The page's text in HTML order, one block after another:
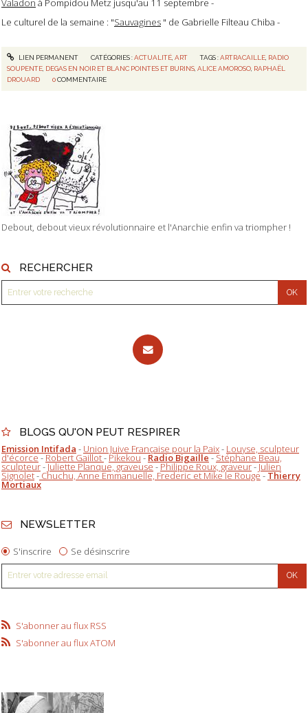
Debout, debout vieux révolutionnaire et l'Anarchie enfin va triompher !
RECHERCHER
BLOGS QU'ON PEUT RESPIRER
Emission Intifada - Union Juive Française pour la Paix- Louyse, sculpteur
d'écorce-Robert Gaillot-Pikekou-Radio Bigaille-Stéphane Beau,
sculpteur-Juliette Planque, graveuse-Philippe Roux, graveur-Julien
Signolet-Chuchu, Anne Emmanuelle, Frederic et Mike le Rouge-Thierry
Mortiaux
NEWSLETTER
S'inscrire Se désinscrire
S'abonner au flux RSS
S'abonner au flux ATOM
Le culturel de la semaine : "Sauvagines " de Gabrielle Filteau Chiba -
LIEN PERMANENT CATÉGORIES :ACTUALITÉ, ART TAGS :ARTRACAILLE RADIO
SOUPENTE DEGAS EN NOIR ET BLANC POINTES ET BURINS ,ALICE AMOROSO RAPHAËL
DROUARD
0 COMMENTAIRE